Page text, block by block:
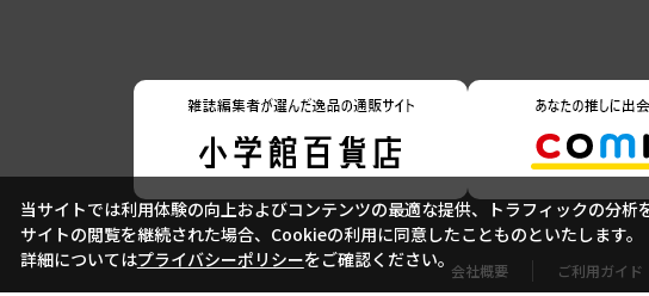
会社概要 ご利用ガイド
当サイトでは利用体験の向上およびコンテンツの最適な提供、トラフィックの分析
サイトの閲覧を継続された場合、Cookieの利用に同意したことものといたします。
詳細についてはプライバシーポリシーをご確認ください。